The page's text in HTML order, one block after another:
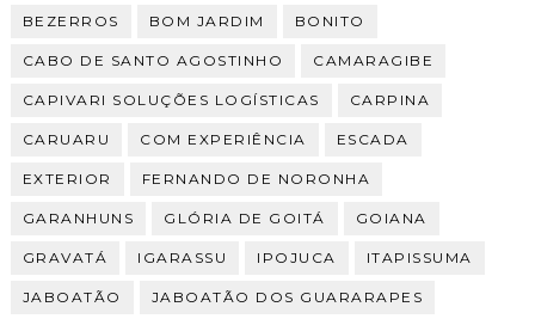
BEZERROS BOM JARDIM BONITO
CABO DE SANTO AGOSTINHO CAMARAGIBE
CAPIVARI SOLUÇÕES LOGÍSTICAS CARPINA
CARUARU COM EXPERIÊNCIA ESCADA
EXTERIOR FERNANDO DE NORONHA
GARANHUNS GLÓRIA DE GOITÁ GOIANA
GRAVATÁ IGARASSU IPOJUCA ITAPISSUMA
JABOATÃO JABOATÃO DOS GUARARAPES